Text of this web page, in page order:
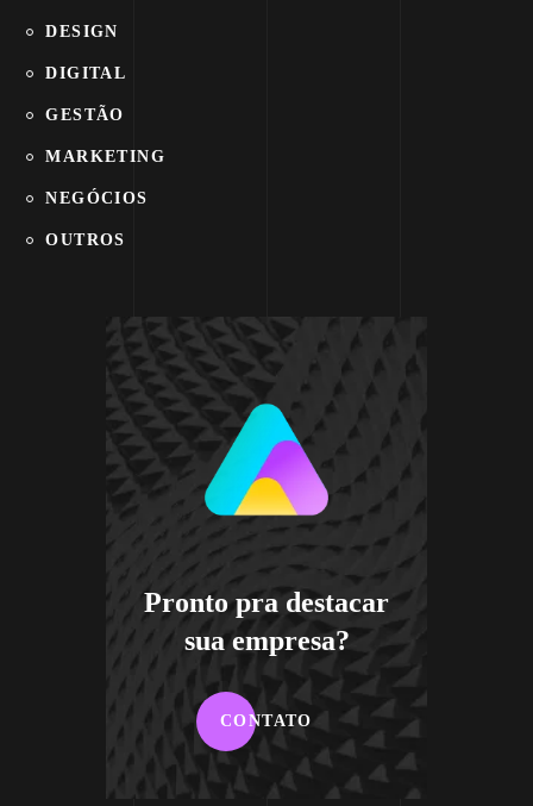
DESIGN
DIGITAL
GESTÃO
MARKETING
NEGÓCIOS
OUTROS
Pronto pra destacar
sua empresa?
CONTATO